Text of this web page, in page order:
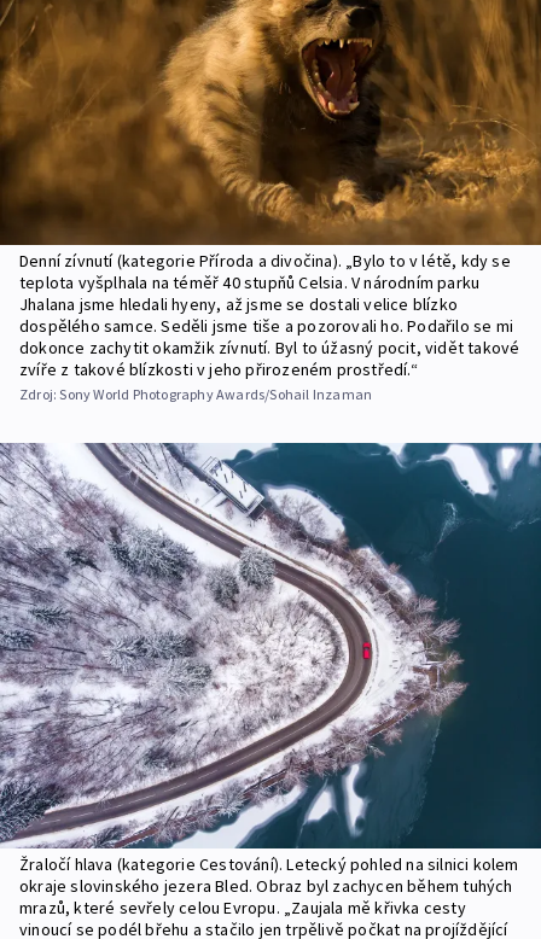
Denní zívnutí (kategorie Příroda a divočina). „Bylo to v létě, kdy se
teplota vyšplhala na téměř 40 stupňů Celsia. V národním parku
Jhalana jsme hledali hyeny, až jsme se dostali velice blízko
dospělého samce. Seděli jsme tiše a pozorovali ho. Podařilo se mi
dokonce zachytit okamžik zívnutí. Byl to úžasný pocit, vidět takové
zvíře z takové blízkosti v jeho přirozeném prostředí.“
Zdroj:Sony World Photography Awards/Sohail Inzaman
Žraločí hlava (kategorie Cestování). Letecký pohled na silnici kolem
okraje slovinského jezera Bled. Obraz byl zachycen během tuhých
mrazů, které sevřely celou Evropu. „Zaujala mě křivka cesty
vinoucí se podél břehu a stačilo jen trpělivě počkat na projíždějící